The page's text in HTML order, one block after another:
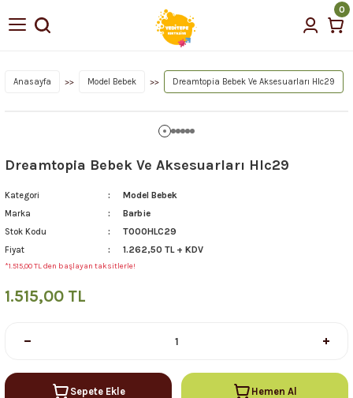
0
Anasayfa Model Bebek Dreamtopia Bebek Ve Aksesuarları Hlc29
Dreamtopia Bebek Ve Aksesuarları Hlc29
Kategori Model Bebek
Marka Barbie
Stok Kodu T000HLC29
Fiyat 1.262,50 TL + KDV
*1.515,00 TL den başlayan taksitlerle!
1.515,00 TL
Sepete Ekle Hemen Al